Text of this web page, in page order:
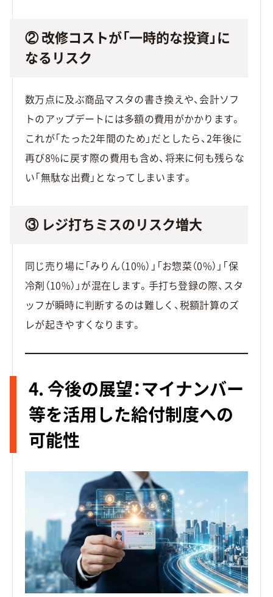
② 改修コストが「一時的な投資」に
なるリスク
数万点に及ぶ商品マスタの書き換えや、会計ソフ
トのアップデートには多額の費用がかかります。
これが「たった2年間のため」だとしたら、2年後に
再び8%に戻す際の費用も含め、将来に何も残らな
い「無駄な出費」となってしまいます。
③ レジ打ちミスのリスク増大
同じ売り場に「みりん（10%）」「お惣菜（0%）」「保
冷剤（10%）」が混在します。手打ち登録の際、スタ
ッフが瞬時に判断するのは難しく、税額計算のズ
レが起きやすくなります。
4. 今後の展望：マイナンバー
等を活用した給付制度への
可能性